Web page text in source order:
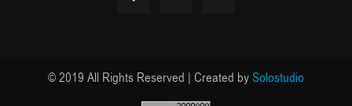
© 2019 All Rights Reserved | Created bySolostudio